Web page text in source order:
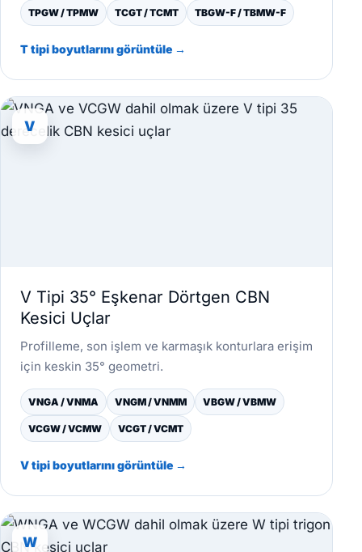
TPGW / TPMW TCGT / TCMT TBGW-F / TBMW-F
T tipi boyutlarını görüntüle →
V
V Tipi 35° Eşkenar Dörtgen CBN
Kesici Uçlar
Profilleme, son işlem ve karmaşık konturlara erişim
için keskin 35° geometri.
VNGA / VNMA VNGM / VNMM VBGW / VBMW
VCGW / VCMW VCGT / VCMT
V tipi boyutlarını görüntüle →
W